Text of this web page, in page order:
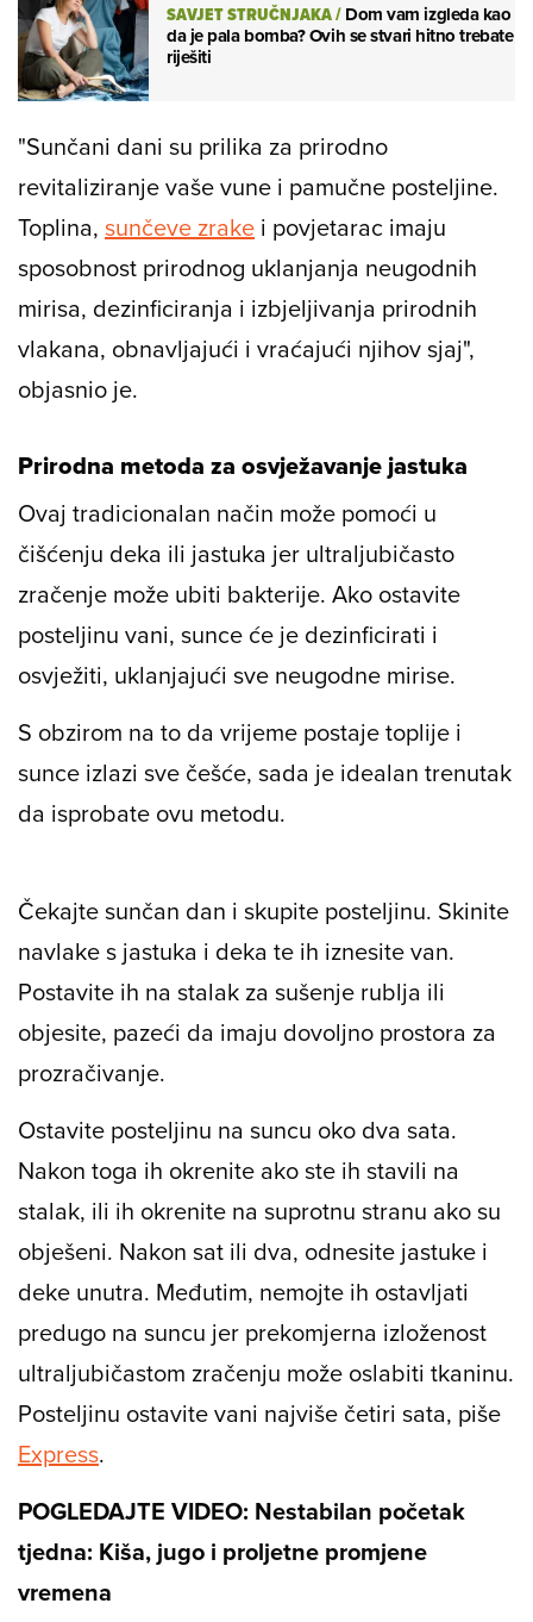
SAVJET STRUČNJAKA/Dom vam izgleda kao
da je pala bomba? Ovih se stvari hitno trebate
riješiti
"Sunčani dani su prilika za prirodno
revitaliziranje vaše vune i pamučne posteljine.
Toplina, sunčeve zrake i povjetarac imaju
sposobnost prirodnog uklanjanja neugodnih
mirisa, dezinficiranja i izbjeljivanja prirodnih
vlakana, obnavljajući i vraćajući njihov sjaj",
objasnio je.
Prirodna metoda za osvježavanje jastuka
Ovaj tradicionalan način može pomoći u
čišćenju deka ili jastuka jer ultraljubičasto
zračenje može ubiti bakterije. Ako ostavite
posteljinu vani, sunce će je dezinficirati i
osvježiti, uklanjajući sve neugodne mirise.
S obzirom na to da vrijeme postaje toplije i
sunce izlazi sve češće, sada je idealan trenutak
da isprobate ovu metodu.
Čekajte sunčan dan i skupite posteljinu. Skinite
navlake s jastuka i deka te ih iznesite van.
Postavite ih na stalak za sušenje rublja ili
objesite, pazeći da imaju dovoljno prostora za
prozračivanje.
Ostavite posteljinu na suncu oko dva sata.
Nakon toga ih okrenite ako ste ih stavili na
stalak, ili ih okrenite na suprotnu stranu ako su
obješeni. Nakon sat ili dva, odnesite jastuke i
deke unutra. Međutim, nemojte ih ostavljati
predugo na suncu jer prekomjerna izloženost
ultraljubičastom zračenju može oslabiti tkaninu.
Posteljinu ostavite vani najviše četiri sata, piše
Express.
POGLEDAJTE VIDEO: Nestabilan početak
tjedna: Kiša, jugo i proljetne promjene
vremena